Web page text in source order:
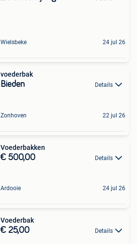
Wielsbeke 24 jul 26
voederbak
Bieden Details
Zonhoven 22 jul 26
Voederbakken
€ 500,00 Details
Ardooie 24 jul 26
Voederbak
€ 25,00 Details